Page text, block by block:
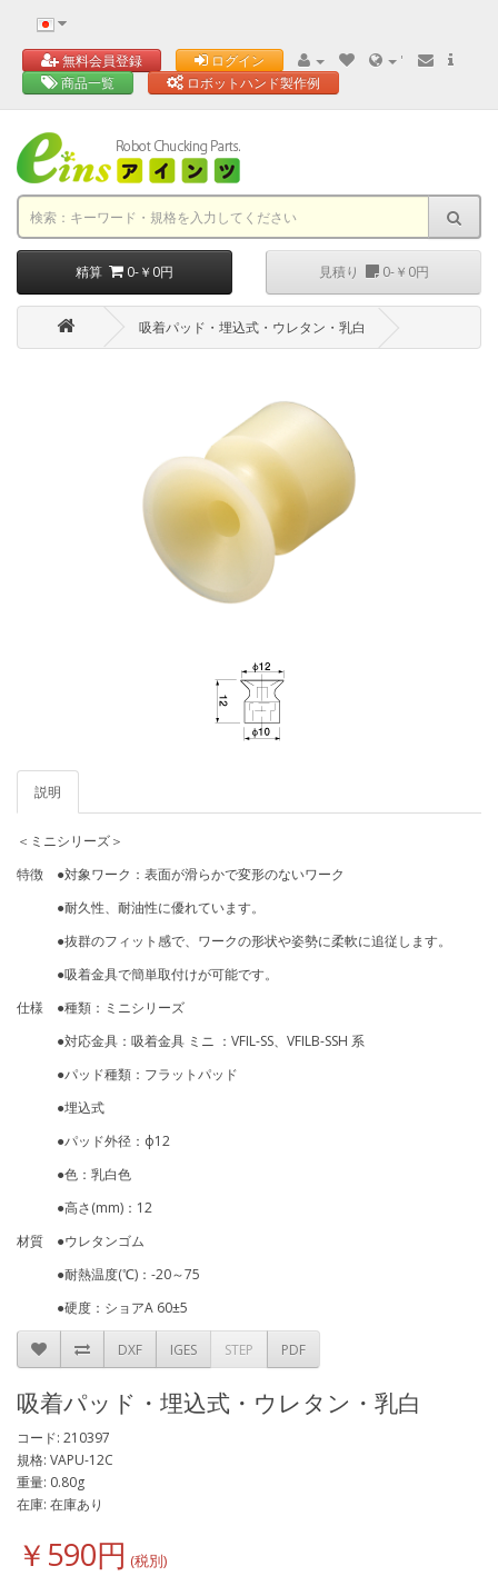
無料会員登録 ログイン
'
商品一覧
ロボットハンド製作例
精算 0-￥0円 見積り 0-￥0円
吸着パッド・埋込式・ウレタン・乳白
説明
＜ミニシリーズ＞
特徴 ●対象ワーク：表面が滑らかで変形のないワーク
●耐久性、耐油性に優れています。
●抜群のフィット感で、ワークの形状や姿勢に柔軟に追従します。
●吸着金具で簡単取付けが可能です。
仕様 ●種類：ミニシリーズ
●対応金具：吸着金具 ミニ ：VFIL-SS、VFILB-SSH 系
●パッド種類：フラットパッド
●埋込式
●パッド外径：ф12
●色：乳白色
●高さ(mm)：12
材質 ●ウレタンゴム
●耐熱温度(℃)：-20～75
●硬度：ショアA 60±5
DXF IGES STEP PDF
吸着パッド・埋込式・ウレタン・乳白
コード: 210397
規格: VAPU-12C
重量: 0.80g
在庫: 在庫あり
￥590円